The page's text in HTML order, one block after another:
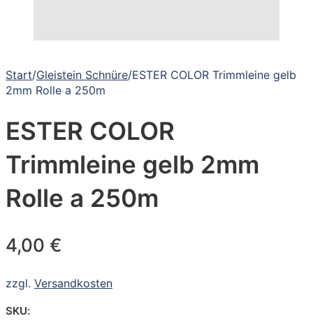
Start/Gleistein Schnüre/ESTER COLOR Trimmleine gelb
2mm Rolle a 250m
ESTER COLOR
Trimmleine gelb 2mm
Rolle a 250m
4,00 €
zzgl. Versandkosten
SKU: